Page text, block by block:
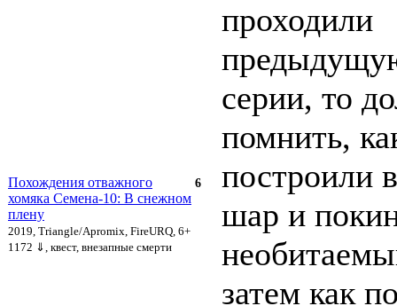
6
Похождения отважного
хомяка Семена-10: В снежном
плену
2019, Triangle/Apromix, FireURQ, 6+
1172 ⇓ , квест, внезапные смерти
проходили
серии, то
помнить,
построили
шар и
затем как